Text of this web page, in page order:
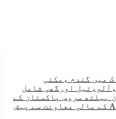
میں گندم ،مکئی
اورگھی شامل
ہیلتھ سروس پاکستان کے
CASI پراجیکٹ اور AKF کے مالی معاونت سے پیش